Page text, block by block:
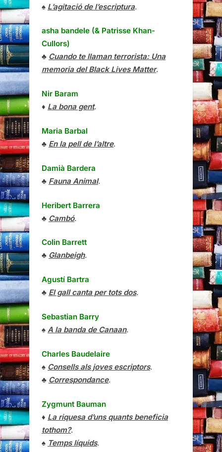
♠ L’agitació de l’escriptura.
asha bandele (& Patrisse Khan-
Cullors)
♣ Cuando te llaman terrorista: Una
memoria del Black Lives Matter.
Nir Baram
♦ La bona gent.
Maria Barbal
♣ En la pell de l’altre.
Damià Bardera
♣ Fauna Animal.
Heribert Barrera
♣ Cambó.
Colin Barrett
♣ Glanbeigh.
Agustí Bartra
♣ El gall canta per tots dos.
Sebastian Barry
♠ A la banda de Canaan.
Charles Baudelaire
♠ Consells als joves escriptors.
♣ Correspondance.
Zygmunt Bauman
♦ La riquesa d’uns quants beneficia
tothom?.
♠ Temps líquids.